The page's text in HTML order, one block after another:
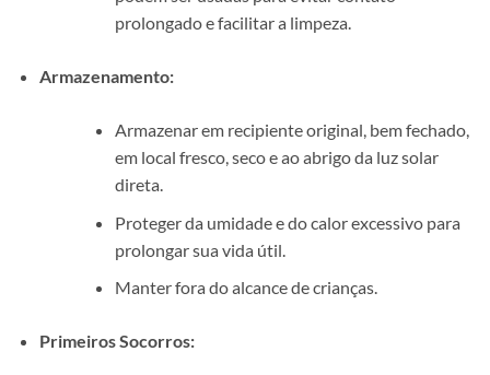
prolongado e facilitar a limpeza.
Armazenamento:
Armazenar em recipiente original, bem fechado,
em local fresco, seco e ao abrigo da luz solar
direta.
Proteger da umidade e do calor excessivo para
prolongar sua vida útil.
Manter fora do alcance de crianças.
Primeiros Socorros: